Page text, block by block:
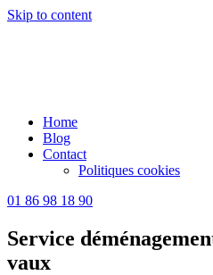
Skip to content
Home
Blog
Contact
Politiques cookies
01 86 98 18 90
Service
vaux